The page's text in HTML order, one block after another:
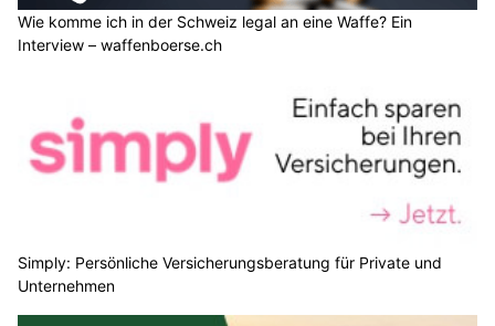
Wie komme ich in der Schweiz legal an eine Waffe? Ein
Interview – waffenboerse.ch
Simply: Persönliche Versicherungsberatung für Private und
Unternehmen